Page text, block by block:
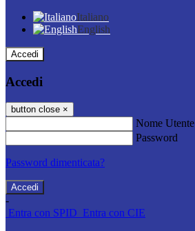
Italiano
English
Accedi
Accedi
button close ×
Nome Utente
Password
Password dimenticata?
-
Entra con SPID Entra con CIE